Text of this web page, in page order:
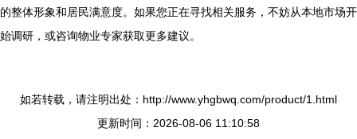
的整体形象和居民满意度。如果您正在寻找相关服务，不妨从本地市场开
始调研，或咨询物业专家获取更多建议。
如若转载，请注明出处：http://www.yhgbwq.com/product/1.html
更新时间：2026-08-06 11:10:58